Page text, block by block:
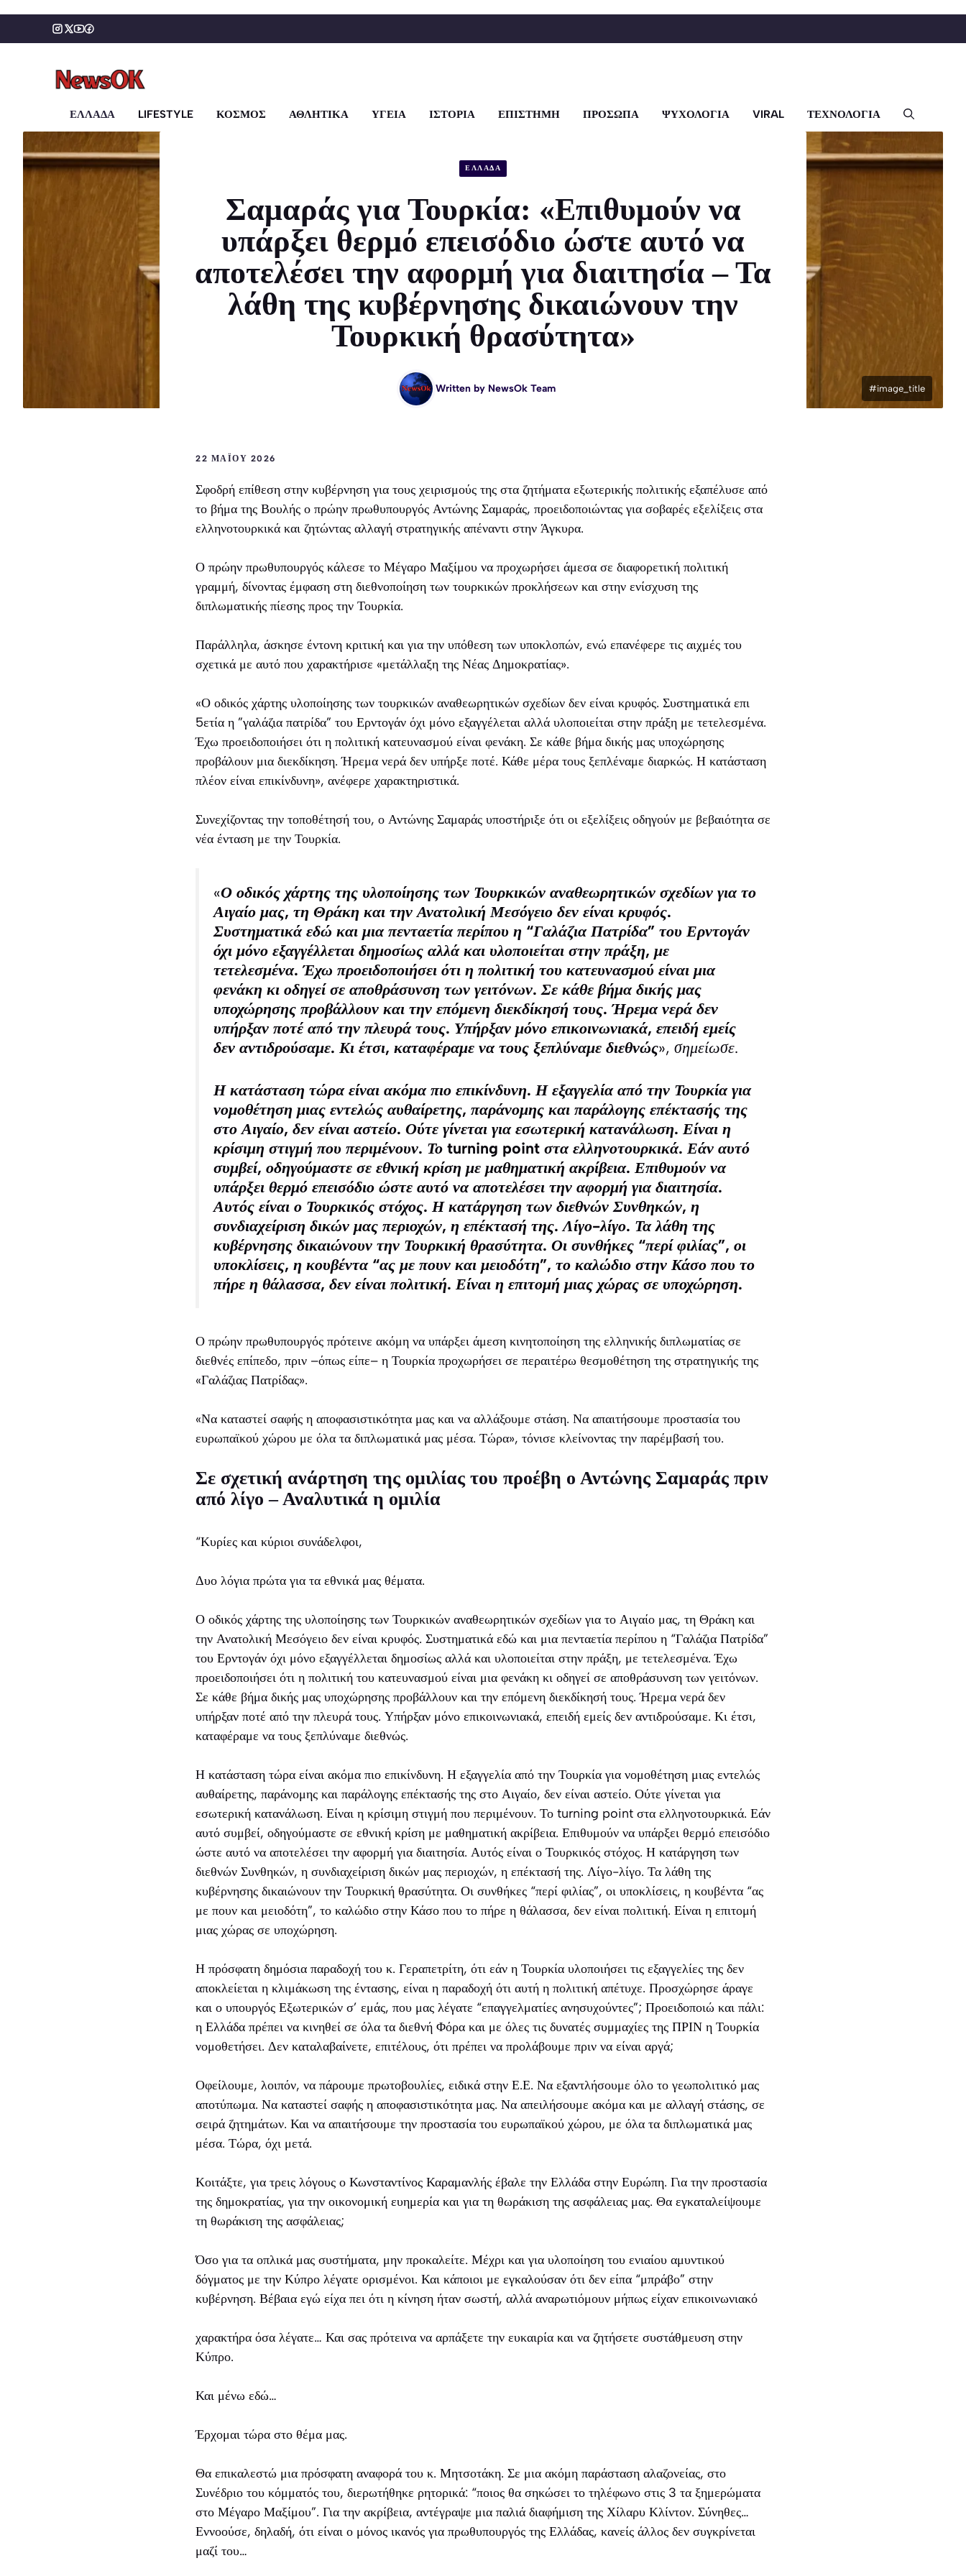
περιεχόμενο
ΕΛΛΑΔΑ LIFESTYLE ΚΟΣΜΟΣ ΑΘΛΗΤΙΚΑ ΥΓΕΙΑ ΙΣΤΟΡΙΑ ΕΠΙΣΤΗΜΗ ΠΡΟΣΩΠΑ ΨΥΧΟΛΟΓΙΑ VIRAL ΤΕΧΝΟΛΟΓΙΑ
#image_title
ΕΛΛΑΔΑ
Σαμαράς για Τουρκία: «Επιθυμούν να
υπάρξει θερμό επεισόδιο ώστε αυτό να
αποτελέσει την αφορμή για διαιτησία – Τα
λάθη της κυβέρνησης δικαιώνουν την
Τουρκική θρασύτητα»
Written by NewsOk Team
22 ΜΑΪ́ΟΥ 2026
Σφοδρή επίθεση στην κυβέρνηση για τους χειρισμούς της στα ζητήματα εξωτερικής πολιτικής εξαπέλυσε από
το βήμα της Βουλής ο πρώην πρωθυπουργός Αντώνης Σαμαράς, προειδοποιώντας για σοβαρές εξελίξεις στα
ελληνοτουρκικά και ζητώντας αλλαγή στρατηγικής απέναντι στην Άγκυρα.
Ο πρώην πρωθυπουργός κάλεσε το Μέγαρο Μαξίμου να προχωρήσει άμεσα σε διαφορετική πολιτική
γραμμή, δίνοντας έμφαση στη διεθνοποίηση των τουρκικών προκλήσεων και στην ενίσχυση της
διπλωματικής πίεσης προς την Τουρκία.
Παράλληλα, άσκησε έντονη κριτική και για την υπόθεση των υποκλοπών, ενώ επανέφερε τις αιχμές του
σχετικά με αυτό που χαρακτήρισε «μετάλλαξη της Νέας Δημοκρατίας».
«Ο οδικός χάρτης υλοποίησης των τουρκικών αναθεωρητικών σχεδίων δεν είναι κρυφός. Συστηματικά επι
5ετία η ”γαλάζια πατρίδα” του Ερντογάν όχι μόνο εξαγγέλεται αλλά υλοποιείται στην πράξη με τετελεσμένα.
Έχω προειδοποιήσει ότι η πολιτική κατευνασμού είναι φενάκη. Σε κάθε βήμα δικής μας υποχώρησης
προβάλουν μια διεκδίκηση. Ήρεμα νερά δεν υπήρξε ποτέ. Κάθε μέρα τους ξεπλέναμε διαρκώς. Η κατάσταση
πλέον είναι επικίνδυνη», ανέφερε χαρακτηριστικά.
Συνεχίζοντας την τοποθέτησή του, ο Αντώνης Σαμαράς υποστήριξε ότι οι εξελίξεις οδηγούν με βεβαιότητα σε
νέα ένταση με την Τουρκία.
«Ο οδικός χάρτης της υλοποίησης των Τουρκικών αναθεωρητικών σχεδίων για το
Αιγαίο μας, τη Θράκη και την Ανατολική Μεσόγειο δεν είναι κρυφός.
Συστηματικά εδώ και μια πενταετία περίπου η “Γαλάζια Πατρίδα” του Ερντογάν
όχι μόνο εξαγγέλλεται δημοσίως αλλά και υλοποιείται στην πράξη, με
τετελεσμένα. Έχω προειδοποιήσει ότι η πολιτική του κατευνασμού είναι μια
φενάκη κι οδηγεί σε αποθράσυνση των γειτόνων. Σε κάθε βήμα δικής μας
υποχώρησης προβάλλουν και την επόμενη διεκδίκησή τους. Ήρεμα νερά δεν
υπήρξαν ποτέ από την πλευρά τους. Υπήρξαν μόνο επικοινωνιακά, επειδή εμείς
δεν αντιδρούσαμε. Κι έτσι, καταφέραμε να τους ξεπλύναμε διεθνώς», σημείωσε.
Η κατάσταση τώρα είναι ακόμα πιο επικίνδυνη. Η εξαγγελία από την Τουρκία για
νομοθέτηση μιας εντελώς αυθαίρετης, παράνομης και παράλογης επέκτασής της
στο Αιγαίο, δεν είναι αστείο. Ούτε γίνεται για εσωτερική κατανάλωση. Είναι η
κρίσιμη στιγμή που περιμένουν. Το turning point στα ελληνοτουρκικά. Εάν αυτό
συμβεί, οδηγούμαστε σε εθνική κρίση με μαθηματική ακρίβεια. Επιθυμούν να
υπάρξει θερμό επεισόδιο ώστε αυτό να αποτελέσει την αφορμή για διαιτησία.
Αυτός είναι ο Τουρκικός στόχος. Η κατάργηση των διεθνών Συνθηκών, η
συνδιαχείριση δικών μας περιοχών, η επέκτασή της. Λίγο-λίγο. Τα λάθη της
κυβέρνησης δικαιώνουν την Τουρκική θρασύτητα. Οι συνθήκες “περί φιλίας”, οι
υποκλίσεις, η κουβέντα “ας με πουν και μειοδότη”, το καλώδιο στην Κάσο που το
πήρε η θάλασσα, δεν είναι πολιτική. Είναι η επιτομή μιας χώρας σε υποχώρηση.
Ο πρώην πρωθυπουργός πρότεινε ακόμη να υπάρξει άμεση κινητοποίηση της ελληνικής διπλωματίας σε
διεθνές επίπεδο, πριν –όπως είπε– η Τουρκία προχωρήσει σε περαιτέρω θεσμοθέτηση της στρατηγικής της
«Γαλάζιας Πατρίδας».
«Να καταστεί σαφής η αποφασιστικότητα μας και να αλλάξουμε στάση. Να απαιτήσουμε προστασία του
ευρωπαϊκού χώρου με όλα τα διπλωματικά μας μέσα. Τώρα», τόνισε κλείνοντας την παρέμβασή του.
Σε σχετική ανάρτηση της ομιλίας του προέβη ο Αντώνης Σαμαράς πριν
από λίγο – Αναλυτικά η ομιλία
“Κυρίες και κύριοι συνάδελφοι,
Δυο λόγια πρώτα για τα εθνικά μας θέματα.
Ο οδικός χάρτης της υλοποίησης των Τουρκικών αναθεωρητικών σχεδίων για το Αιγαίο μας, τη Θράκη και
την Ανατολική Μεσόγειο δεν είναι κρυφός. Συστηματικά εδώ και μια πενταετία περίπου η “Γαλάζια Πατρίδα”
του Ερντογάν όχι μόνο εξαγγέλλεται δημοσίως αλλά και υλοποιείται στην πράξη, με τετελεσμένα. Έχω
προειδοποιήσει ότι η πολιτική του κατευνασμού είναι μια φενάκη κι οδηγεί σε αποθράσυνση των γειτόνων.
Σε κάθε βήμα δικής μας υποχώρησης προβάλλουν και την επόμενη διεκδίκησή τους. Ήρεμα νερά δεν
υπήρξαν ποτέ από την πλευρά τους. Υπήρξαν μόνο επικοινωνιακά, επειδή εμείς δεν αντιδρούσαμε. Κι έτσι,
καταφέραμε να τους ξεπλύναμε διεθνώς.
Η κατάσταση τώρα είναι ακόμα πιο επικίνδυνη. Η εξαγγελία από την Τουρκία για νομοθέτηση μιας εντελώς
αυθαίρετης, παράνομης και παράλογης επέκτασής της στο Αιγαίο, δεν είναι αστείο. Ούτε γίνεται για
εσωτερική κατανάλωση. Είναι η κρίσιμη στιγμή που περιμένουν. Το turning point στα ελληνοτουρκικά. Εάν
αυτό συμβεί, οδηγούμαστε σε εθνική κρίση με μαθηματική ακρίβεια. Επιθυμούν να υπάρξει θερμό επεισόδιο
ώστε αυτό να αποτελέσει την αφορμή για διαιτησία. Αυτός είναι ο Τουρκικός στόχος. Η κατάργηση των
διεθνών Συνθηκών, η συνδιαχείριση δικών μας περιοχών, η επέκτασή της. Λίγο-λίγο. Τα λάθη της
κυβέρνησης δικαιώνουν την Τουρκική θρασύτητα. Οι συνθήκες “περί φιλίας”, οι υποκλίσεις, η κουβέντα “ας
με πουν και μειοδότη”, το καλώδιο στην Κάσο που το πήρε η θάλασσα, δεν είναι πολιτική. Είναι η επιτομή
μιας χώρας σε υποχώρηση.
Η πρόσφατη δημόσια παραδοχή του κ. Γεραπετρίτη, ότι εάν η Τουρκία υλοποιήσει τις εξαγγελίες της δεν
αποκλείεται η κλιμάκωση της έντασης, είναι η παραδοχή ότι αυτή η πολιτική απέτυχε. Προσχώρησε άραγε
και ο υπουργός Εξωτερικών σ’ εμάς, που μας λέγατε “επαγγελματίες ανησυχούντες”; Προειδοποιώ και πάλι:
η Ελλάδα πρέπει να κινηθεί σε όλα τα διεθνή Φόρα και με όλες τις δυνατές συμμαχίες της ΠΡΙΝ η Τουρκία
νομοθετήσει. Δεν καταλαβαίνετε, επιτέλους, ότι πρέπει να προλάβουμε πριν να είναι αργά;
Οφείλουμε, λοιπόν, να πάρουμε πρωτοβουλίες, ειδικά στην Ε.Ε. Να εξαντλήσουμε όλο το γεωπολιτικό μας
αποτύπωμα. Να καταστεί σαφής η αποφασιστικότητα μας. Να απειλήσουμε ακόμα και με αλλαγή στάσης, σε
σειρά ζητημάτων. Και να απαιτήσουμε την προστασία του ευρωπαϊκού χώρου, με όλα τα διπλωματικά μας
μέσα. Τώρα, όχι μετά.
Κοιτάξτε, για τρεις λόγους ο Κωνσταντίνος Καραμανλής έβαλε την Ελλάδα στην Ευρώπη. Για την προστασία
της δημοκρατίας, για την οικονομική ευημερία και για τη θωράκιση της ασφάλειας μας. Θα εγκαταλείψουμε
τη θωράκιση της ασφάλειας;
Όσο για τα οπλικά μας συστήματα, μην προκαλείτε. Μέχρι και για υλοποίηση του ενιαίου αμυντικού
δόγματος με την Κύπρο λέγατε ορισμένοι. Και κάποιοι με εγκαλούσαν ότι δεν είπα “μπράβο” στην
κυβέρνηση. Βέβαια εγώ είχα πει ότι η κίνηση ήταν σωστή, αλλά αναρωτιόμουν μήπως είχαν επικοινωνιακό
χαρακτήρα όσα λέγατε… Και σας πρότεινα να αρπάξετε την ευκαιρία και να ζητήσετε συστάθμευση στην
Κύπρο.
Και μένω εδώ…
Έρχομαι τώρα στο θέμα μας.
Θα επικαλεστώ μια πρόσφατη αναφορά του κ. Μητσοτάκη. Σε μια ακόμη παράσταση αλαζονείας, στο
Συνέδριο του κόμματός του, διερωτήθηκε ρητορικά: “ποιος θα σηκώσει το τηλέφωνο στις 3 τα ξημερώματα
στο Μέγαρο Μαξίμου”. Για την ακρίβεια, αντέγραψε μια παλιά διαφήμιση της Χίλαρυ Κλίντον. Σύνηθες…
Εννοούσε, δηλαδή, ότι είναι ο μόνος ικανός για πρωθυπουργός της Ελλάδας, κανείς άλλος δεν συγκρίνεται
μαζί του…